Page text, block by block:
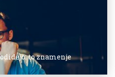
to znamenje